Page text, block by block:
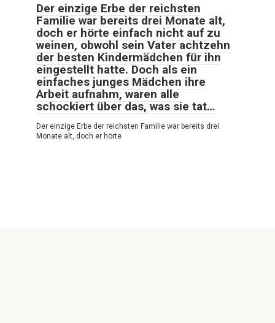
Der einzige Erbe der reichsten
Familie war bereits drei Monate alt,
doch er hörte einfach nicht auf zu
weinen, obwohl sein Vater achtzehn
der besten Kindermädchen für ihn
eingestellt hatte. Doch als ein
einfaches junges Mädchen ihre
Arbeit aufnahm, waren alle
schockiert über das, was sie tat…
Der einzige Erbe der reichsten Familie war bereits drei
Monate alt, doch er hörte